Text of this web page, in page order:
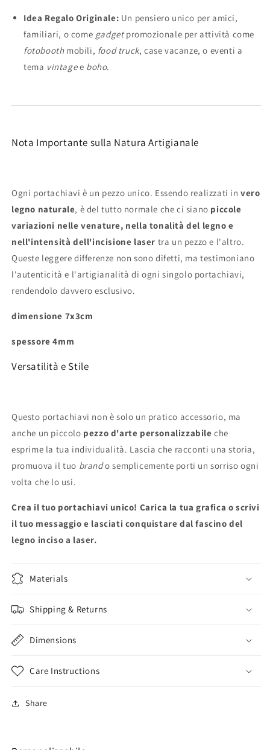
Idea Regalo Originale: Un pensiero unico per amici,
familiari, o come gadgetpromozionale per attività come
fotoboothmobili, food truck, case vacanze, o eventi a
tema vintagee boho.
Nota Importante sulla Natura Artigianale
Ogni portachiavi è un pezzo unico. Essendo realizzati invero
legno naturale, è del tutto normale che ci siano piccole
variazioni nelle venature, nella tonalità del legno e
nell'intensità dell'incisione laser tra un pezzo e l'altro.
Queste leggere differenze non sono difetti, ma testimoniano
l'autenticità e l'artigianalità di ogni singolo portachiavi,
rendendolo davvero esclusivo.
dimensione 7x3cm
spessore 4mm
Versatilità e Stile
Questo portachiavi non è solo un pratico accessorio, ma
anche un piccolo pezzo d'arte personalizzabile che
esprime la tua individualità. Lascia che racconti una storia,
promuova il tuo brando semplicemente porti un sorriso ogni
volta che lo usi.
Crea il tuo portachiavi unico! Carica la tua grafica o scrivi
il tuo messaggio e lasciati conquistare dal fascino del
legno inciso a laser.
Materials
Shipping & Returns
Dimensions
Care Instructions
Share